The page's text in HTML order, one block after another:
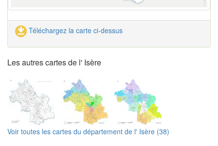
Téléchargez la carte ci-dessus
Les autres cartes de l' Isère
Voir toutes les cartes du département de l' Isère (38)